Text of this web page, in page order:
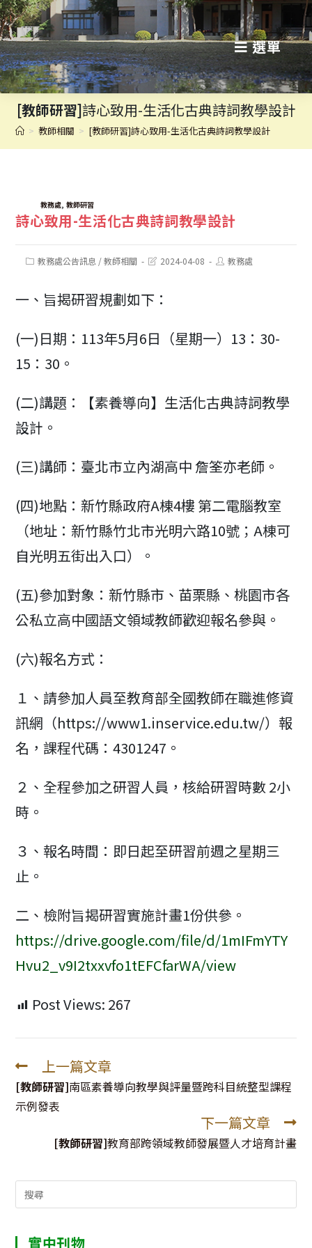
跳
轉
至
主
選單
[教師研習]詩心致用-生活化古典詩詞教學設計
> 教師相關 > [教師研習]詩心致用-生活化古典詩詞教學設計
TAGS:教務處, 教師研習
詩心致用-生活化古典詩詞教學設計
Post教務處公告訊息 / 教師相關
Post2024-04-08
Post教務處
一、旨揭研習規劃如下：
(一)日期：113年5月6日（星期一）13：30-
15：30。
(二)講題：【素養導向】生活化古典詩詞教學
設計。
(三)講師：臺北市立內湖高中 詹筌亦老師。
(四)地點：新竹縣政府A棟4樓 第二電腦教室
（地址：新竹縣竹北市光明六路10號；A棟可
自光明五街出入口）。
(五)參加對象：新竹縣市、苗栗縣、桃園市各
公私立高中國語文領域教師歡迎報名參與。
(六)報名方式：
１、請參加人員至教育部全國教師在職進修資
訊網（https://www1.inservice.edu.tw/）報
名，課程代碼：4301247。
２、全程參加之研習人員，核給研習時數 2小
時。
３、報名時間：即日起至研習前週之星期三
止。
二、檢附旨揭研習實施計畫1份供參。
https://drive.google.com/file/d/1mIFmYTY
Hvu2_v9I2txxvfo1tEFCfarWA/view
Post Views: 267
Read
more
articles
上一篇文章
[教師研習]南區素養導向教學與評量暨跨科目統整型課程
示例發表
下一篇文章
[教師研習]教育部跨領域教師發展暨人才培育計畫
Search
for:
實中刊物